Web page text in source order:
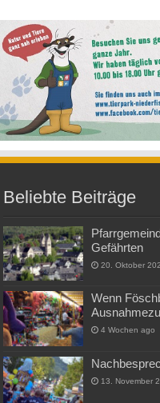
Beliebte Beiträge
Gefährten
20. Oktober
Wenn
4 Wochen ago
13. November